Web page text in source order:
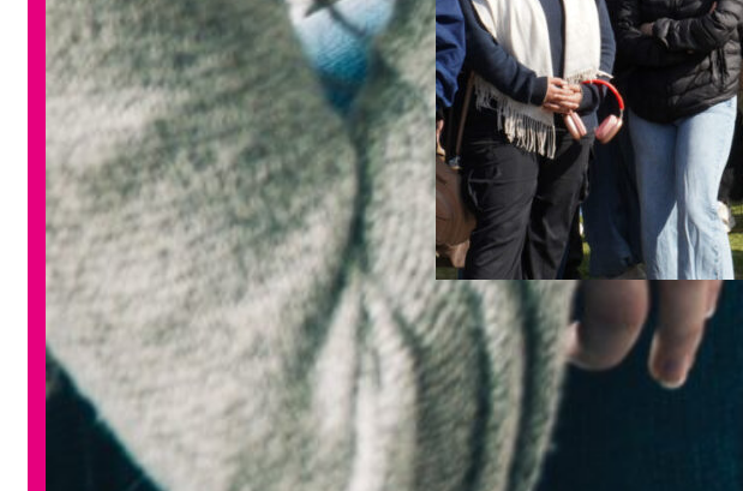
Ciudadanía y Conocimiento: abrió
la convocatoria 2026